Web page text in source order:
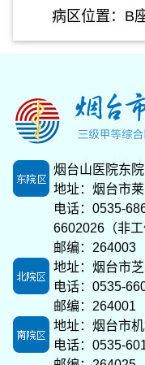
病区位置：B
烟台山医院东
地址：烟台市
电话：0535-
6602026（非工
邮编：264003
地址：烟台市
电话：0535-
邮编：264001
地址：烟台市
电话：0535-